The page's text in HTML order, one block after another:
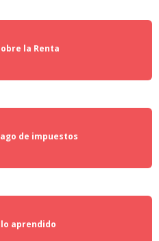
la Renta
de impuestos
aprendido